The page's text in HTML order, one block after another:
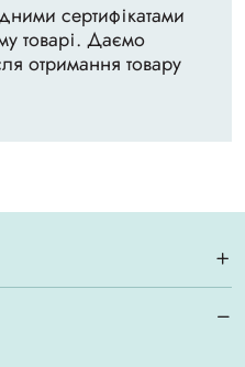
сертифікатами
товарі. Даємо
отримання товару